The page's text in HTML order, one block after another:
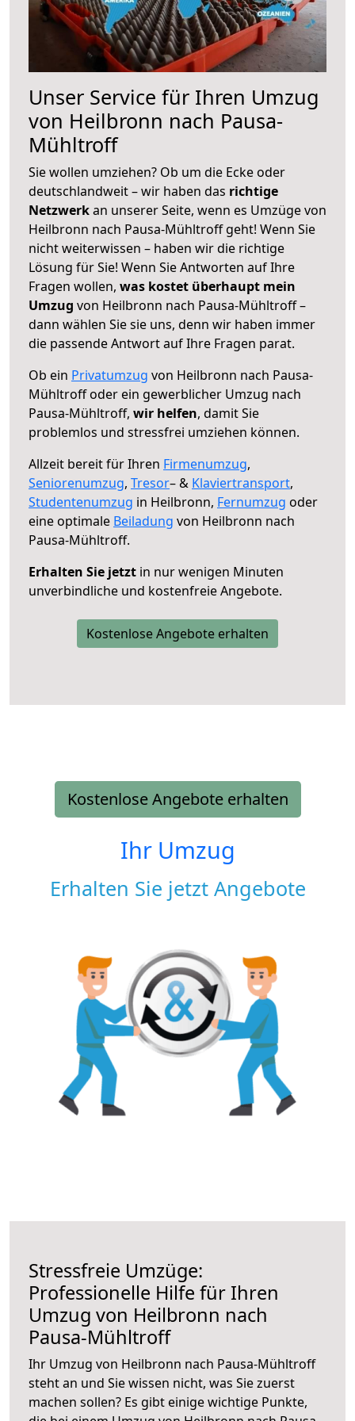
Unser Service für Ihren Umzug
von Heilbronn nach Pausa-
Mühltroff
Sie wollen umziehen? Ob um die Ecke oder
deutschlandweit – wir haben das richtige
Netzwerkan unserer Seite, wenn es Umzüge von
Heilbronn nach Pausa-Mühltroff geht! Wenn Sie
nicht weiterwissen – haben wir die richtige
Lösung für Sie! Wenn Sie Antworten auf Ihre
Fragen wollen, was kostet überhaupt mein
Umzug von Heilbronn nach Pausa-Mühltroff –
dann wählen Sie sie uns, denn wir haben immer
die passende Antwort auf Ihre Fragen parat.
Ob ein Privatumzug von Heilbronn nach Pausa-
Mühltroff oder ein gewerblicher Umzug nach
Pausa-Mühltroff, wir helfen, damit Sie
problemlos und stressfrei umziehen können.
Allzeit bereit für Ihren Firmenumzug,
Seniorenumzug, Tresor– & Klaviertransport,
Studentenumzug in Heilbronn, Fernumzug oder
eine optimale Beiladung von Heilbronn nach
Pausa-Mühltroff.
Erhalten Sie jetzt in nur wenigen Minuten
unverbindliche und kostenfreie Angebote.
Kostenlose Angebote erhalten
Kostenlose Angebote erhalten
Ihr Umzug
Erhalten Sie jetzt Angebote
Stressfreie Umzüge:
Professionelle Hilfe für Ihren
Umzug von Heilbronn nach
Pausa-Mühltroff
Ihr Umzug von Heilbronn nach Pausa-Mühltroff
steht an und Sie wissen nicht, was Sie zuerst
machen sollen? Es gibt einige wichtige Punkte,